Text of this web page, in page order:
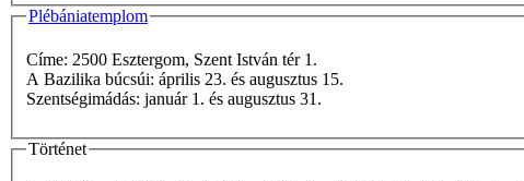
Plébániatemplom
Címe: 2500 Esztergom, Szent István tér 1.
A Bazilika búcsúi: április 23. és augusztus 15.
Szentségimádás: január 1. és augusztus 31.
Történet